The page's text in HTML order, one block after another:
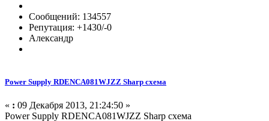
Сообщений: 134557
Репутация: +1430/-0
Александр
Power Supply RDENCA081WJZZ Sharp схема
« : 09 Декабря 2013, 21:24:50 »
Power Supply RDENCA081WJZZ Sharp схема